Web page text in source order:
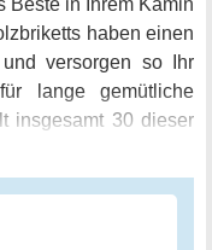
Beste in Ihrem Kamin
haben einen
versorgen so Ihr
lange gemütliche
insgesamt 30 dieser
sind - perfekt für
Atmosphäre
können Sie